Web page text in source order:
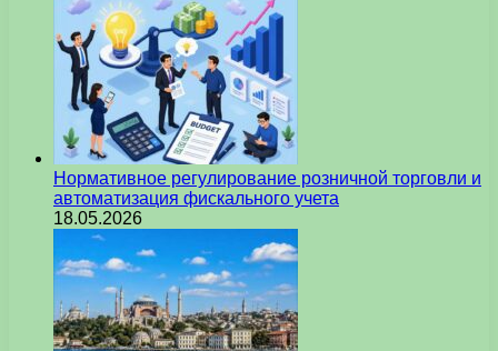
Нормативное регулирование розничной торговли и
автоматизация фискального учета
18.05.2026